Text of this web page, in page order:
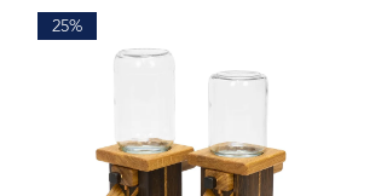
25%